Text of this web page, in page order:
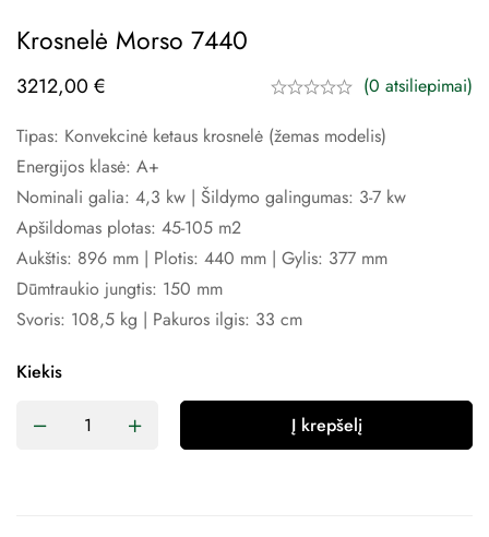
Krosnelė Morso 7440
3212,00 €
(0 atsiliepimai)
Tipas: Konvekcinė ketaus krosnelė (žemas modelis)
Energijos klasė: A+
Nominali galia: 4,3 kw | Šildymo galingumas: 3-7 kw
Apšildomas plotas: 45-105 m2
Aukštis: 896 mm | Plotis: 440 mm | Gylis: 377 mm
Dūmtraukio jungtis: 150 mm
Svoris: 108,5 kg | Pakuros ilgis: 33 cm
Kiekis
Į krepšelį